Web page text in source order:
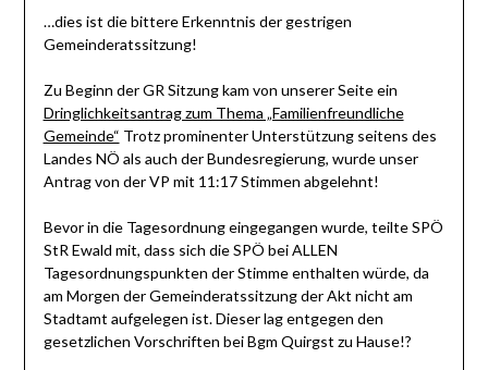
…dies ist die bittere Erkenntnis der gestrigen
Gemeinderatssitzung!
Zu Beginn der GR Sitzung kam von unserer Seite ein
Dringlichkeitsantrag zum Thema „Familienfreundliche
Gemeinde“ Trotz prominenter Unterstützung seitens des
Landes NÖ als auch der Bundesregierung, wurde unser
Antrag von der VP mit 11:17 Stimmen abgelehnt!
Bevor in die Tagesordnung eingegangen wurde, teilte SPÖ
StR Ewald mit, dass sich die SPÖ bei ALLEN
Tagesordnungspunkten der Stimme enthalten würde, da
am Morgen der Gemeinderatssitzung der Akt nicht am
Stadtamt aufgelegen ist. Dieser lag entgegen den
gesetzlichen Vorschriften bei Bgm Quirgst zu Hause!?